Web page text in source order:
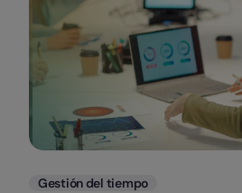
Categorias
Gestión del tiempo